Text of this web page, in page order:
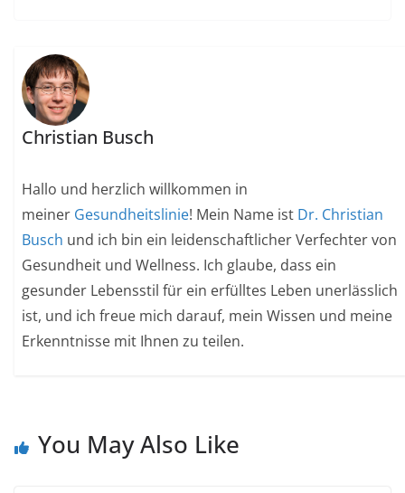
Christian Busch
Hallo und herzlich willkommen in
meiner Gesundheitslinie! Mein Name ist Dr. Christian
Busch und ich bin ein leidenschaftlicher Verfechter von
Gesundheit und Wellness. Ich glaube, dass ein
gesunder Lebensstil für ein erfülltes Leben unerlässlich
ist, und ich freue mich darauf, mein Wissen und meine
Erkenntnisse mit Ihnen zu teilen.
You May Also Like